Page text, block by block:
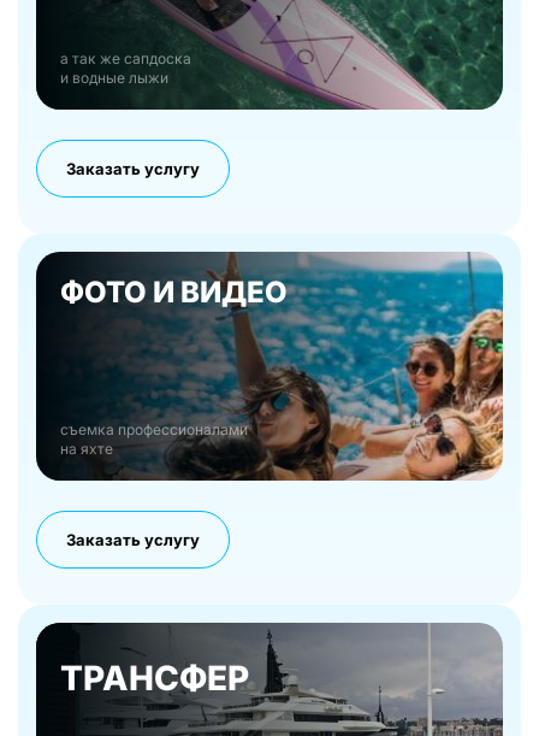
а так же сапдоска
и водные лыжи
Заказать услугу
ФОТО И ВИДЕО
съемка профессионалами
на яхте
Заказать услугу
ТРАНСФЕР